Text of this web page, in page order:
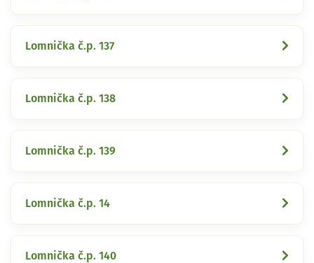
Lomnička č.p. 137
Lomnička č.p. 138
Lomnička č.p. 139
Lomnička č.p. 14
Lomnička č.p. 140